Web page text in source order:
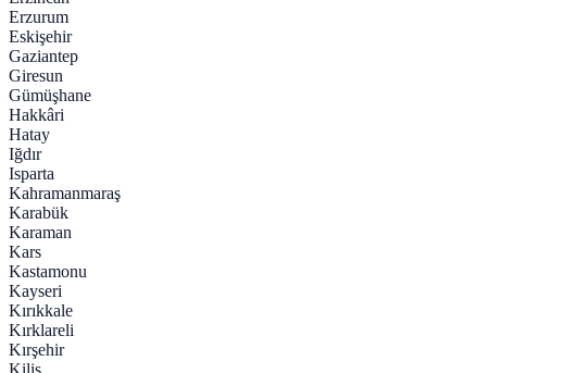
Erzurum
Eskişehir
Gaziantep
Giresun
Gümüşhane
Hakkâri
Hatay
Iğdır
Isparta
Kahramanmaraş
Karabük
Karaman
Kars
Kastamonu
Kayseri
Kırıkkale
Kırklareli
Kırşehir
Kilis